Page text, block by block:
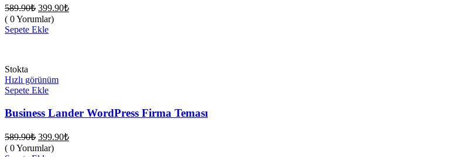
589.90₺ Orijinal
fiyat:
589.90₺.
399.90₺Şu
( 0 Yorumlar)
Sepete Ekle
Stokta
Hızlı görünüm
Sepete Ekle
Business Lander WordPress Firma Teması
589.90₺ Orijinal
fiyat:
399.90₺Şu
( 0 Yorumlar)